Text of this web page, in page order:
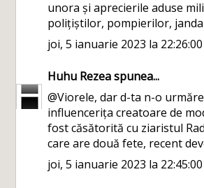
unora și aprecierile aduse
polițiștilor, pompierilor,
joi, 5 ianuarie 2023 la 22:26:00
Huhu Rezeaspunea...
@Viorele, dar d-ta n-o
influencerița creatoare de
fost căsătorită cu ziaristul
care are două fete, recent
joi, 5 ianuarie 2023 la 22:45:00